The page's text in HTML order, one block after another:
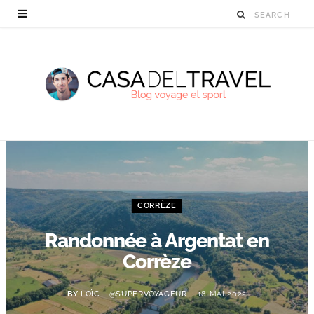
CORRÈZE
Randonnée à Argentat en
Corrèze
BY LOÏC - @SUPERVOYAGEUR 18 MAI 2022